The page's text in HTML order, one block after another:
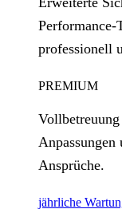
professionell
PREMIUM
Ansprüche.
jährliche